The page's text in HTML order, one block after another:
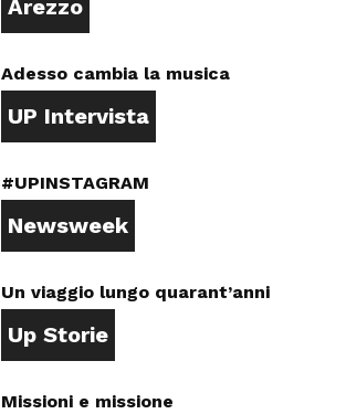
Arezzo
Adesso cambia la musica
UP Intervista
#UPINSTAGRAM
Newsweek
Un viaggio lungo quarant’anni
Up Storie
Missioni e missione